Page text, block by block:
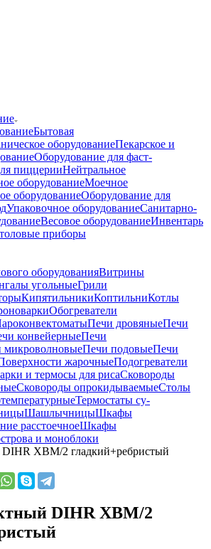
Бытовая
оборудованиеПекарское и
Оборудование для фаст-
пиццерииНейтральное
оборудованиеМоечное
оборудованиеОборудование для
Упаковочное оборудованиеСанитарно-
Весовое оборудованиеИнвентарь
приборы
оборудованияВитрины
угольныеГрили
КипятильникиКоптильниКотлы
Обогреватели
Печи дровяныеПечи
конвейерныеПечи
микроволновыеПечи подовыеПечи
жарочныеПодогреватели
и термосы для рисаСковороды
Сковороды опрокидываемыеСтолы
Термостаты су-
ШашлычницыШкафы
расстоечноеШкафы
и моноблоки
DIHR XBM/2 гладкий+ребристый
DIHR XBM/2